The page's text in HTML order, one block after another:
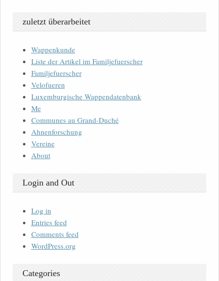
zuletzt überarbeitet
Wappenkunde
Liste der Artikel im Familjefuerscher
Familjefuerscher
Velofueren
Luxemburgische Wappendatenbank
Me
Communes au Grand-Duché
Ahnenforschung
Vereine
About
Login and Out
Log in
Entries feed
Comments feed
WordPress.org
Categories